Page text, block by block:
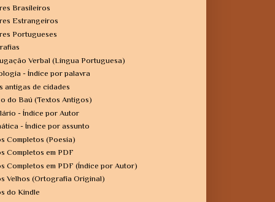
Brasileiros
Estrangeiros
Portugueses
Verbal (Língua Portuguesa)
- Índice por palavra
antigas de cidades
do Baú (Textos Antigos)
- Índice por Autor
- Índice por assunto
Completos (Poesia)
Completos em PDF
Completos em PDF (Índice por Autor)
Velhos (Ortografia Original)
do Kindle